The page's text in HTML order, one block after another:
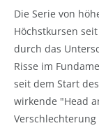
Die Serie von
Höchstkursen
durch das
Risse im
seit dem Start
wirkende "Head